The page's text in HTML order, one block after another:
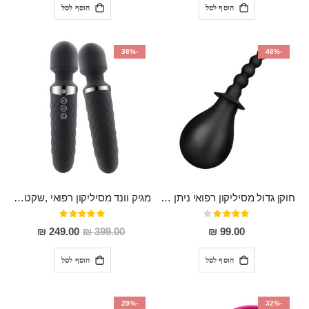
הוסף לסל הוסף לסל
-48%
חוקן גדול מסיליקון רפואי ניתן לשימוש גם כפלאג וגם כחרוזים אנאלים
דירוג:
80%
99.00 ₪
הוסף לסל
-38%
מגיק וונד מסיליקון רפואי ,שקט במיוחד, נטען בעל 10 מהירויות שונות "Erna"
דירוג:
100%
399.00 ₪
מחיר
מבצע
249.00 ₪
הוסף לסל
-32%
-29%